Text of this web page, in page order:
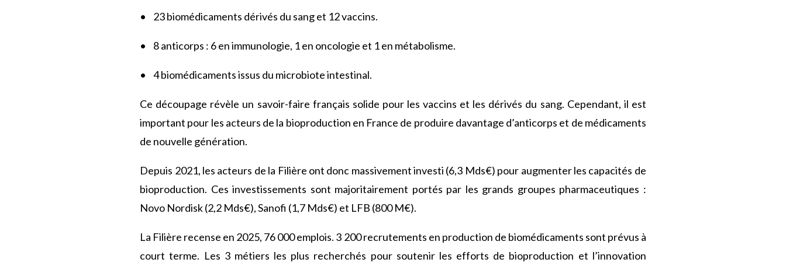
• 23 biomédicaments dérivés du sang et 12 vaccins.
• 8 anticorps : 6 en immunologie, 1 en oncologie et 1 en métabolisme.
• 4 biomédicaments issus du microbiote intestinal.
Ce découpage révèle un savoir-faire français solide pour les vaccins et les dérivés du sang. Cependant, il est
important pour les acteurs de la bioproduction en France de produire davantage d’anticorps et de médicaments
de nouvelle génération.
Depuis 2021, les acteurs de la Filière ont donc massivement investi (6,3 Mds€) pour augmenter les capacités de
bioproduction. Ces investissements sont majoritairement portés par les grands groupes pharmaceutiques :
Novo Nordisk (2,2 Mds€), Sanofi (1,7 Mds€) et LFB (800 M€).
La Filière recense en 2025, 76 000 emplois. 3 200 recrutements en production de biomédicaments sont prévus à
court terme. Les 3 métiers les plus recherchés pour soutenir les efforts de bioproduction et l’innovation